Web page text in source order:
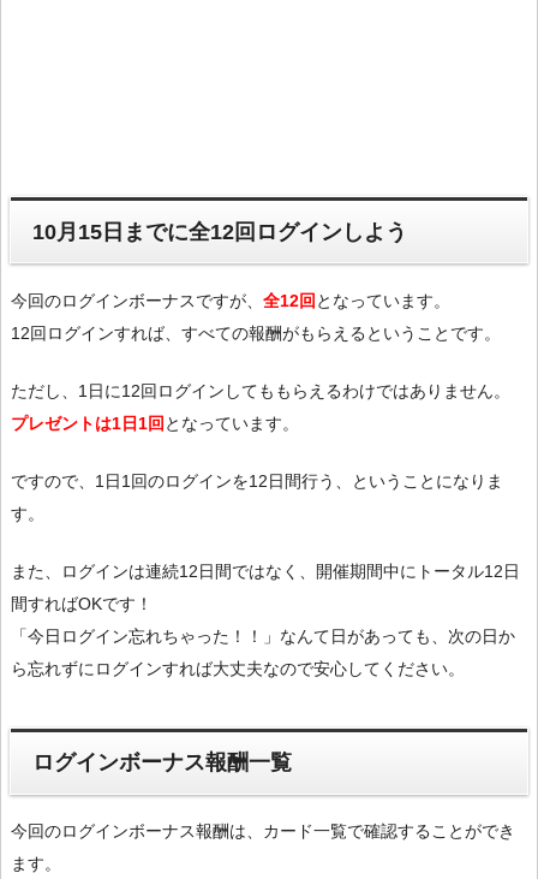
10月15日までに全12回ログインしよう
今回のログインボーナスですが、 全12回となっています。
12回ログインすれば、すべての報酬がもらえるということです。
ただし、1日に12回ログインしてももらえるわけではありません。
プレゼントは1日1回となっています。
ですので、1日1回のログインを12日間行う、ということになりま
す。
また、ログインは連続12日間ではなく、開催期間中にトータル12日
間すればOKです！
「今日ログイン忘れちゃった！！」なんて日があっても、次の日か
ら忘れずにログインすれば大丈夫なので安心してください。
ログインボーナス報酬一覧
今回のログインボーナス報酬は、カード一覧で確認することができ
ます。